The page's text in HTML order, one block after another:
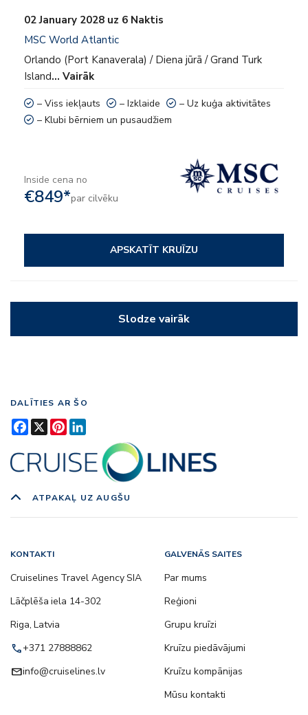
02 January 2028 uz 6 Naktis
MSC World Atlantic
Orlando (Port Kanaverala) / Diena jūrā / Grand Turk
Island… Vairāk
– Viss iekļauts – Izklaide
– Uz kuģa aktivitātes
– Klubi bērniem un pusaudžiem
Inside cena no
€849*par cilvēku
APSKATĪT KRUĪZU
Slodze vairāk
DALĪTIES AR ŠO
Facebook
X Pinterest
ATPAKAĻ UZ AUGŠU
KONTAKTI
Cruiselines Travel Agency SIA
Lāčplēša iela 14-302
Riga, Latvia
call+371 27888862
emailinfo@cruiselines.lv
GALVENĀS SAITES
Par mums
Reģioni
Grupu kruīzi
Kruīzu piedāvājumi
Kruīzu kompānijas
Mūsu kontakti